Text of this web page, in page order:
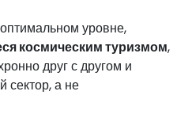
уровне,
космическим туризмом,
друг с другом и
сектор, а не